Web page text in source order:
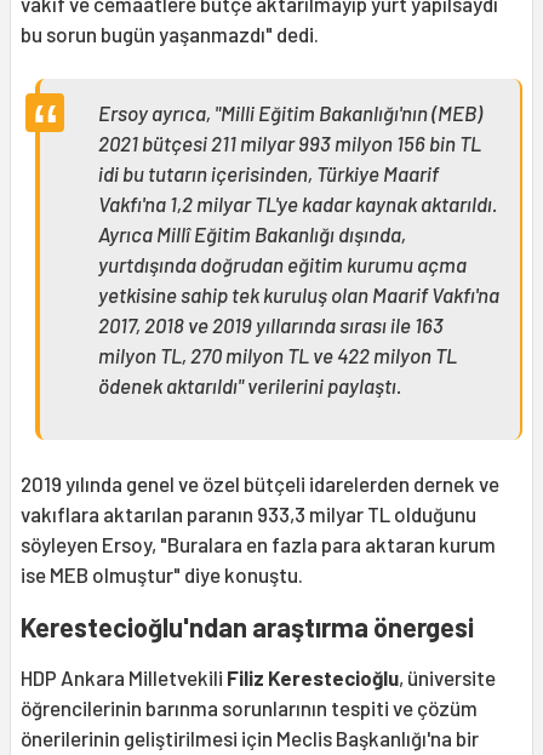
bu sorun bugün yaşanmazdı" dedi.
Ersoy ayrıca, "Milli Eğitim Bakanlığı'nın (MEB)
2021 bütçesi 211 milyar 993 milyon 156 bin TL
idi bu tutarın içerisinden, Türkiye Maarif
Vakfı'na 1,2 milyar TL'ye kadar kaynak aktarıldı.
Ayrıca Millî Eğitim Bakanlığı dışında,
yurtdışında doğrudan eğitim kurumu açma
yetkisine sahip tek kuruluş olan Maarif Vakfı'na
2017, 2018 ve 2019 yıllarında sırası ile 163
milyon TL, 270 milyon TL ve 422 milyon TL
ödenek aktarıldı" verilerini paylaştı.
2019 yılında genel ve özel bütçeli idarelerden dernek ve
vakıflara aktarılan paranın 933,3 milyar TL olduğunu
söyleyen Ersoy, "Buralara en fazla para aktaran kurum
ise MEB olmuştur" diye konuştu.
Kerestecioğlu'ndan araştırma önergesi
HDP Ankara Milletvekili Filiz Kerestecioğlu, üniversite
öğrencilerinin barınma sorunlarının tespiti ve çözüm
önerilerinin geliştirilmesi için Meclis Başkanlığı'na bir